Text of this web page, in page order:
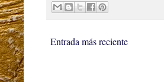
Entrada más reciente